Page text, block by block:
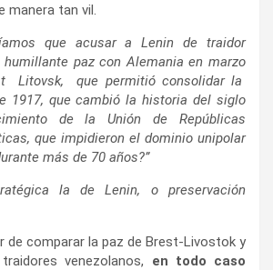
manera tan vil.
que acusar a Lenin de traidor
paz con Alemania en marzo
Litovsk, que permitió consolidar la
1917, que cambió la historia del siglo
de la Unión de Repúblicas
que impidieron el dominio unipolar
más de 70 años?”
la de Lenin, o preservación
de comparar la paz de Brest-Livostok y
venezolanos, en todo caso